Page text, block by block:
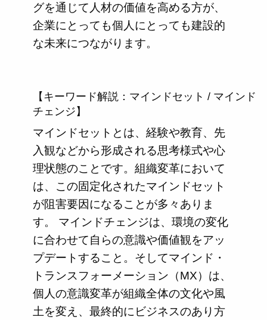
グを通じて人材の価値を高める方が、
企業にとっても個人にとっても建設的
な未来につながります。
【キーワード解説：マインドセット / マインド
チェンジ】
マインドセットとは、経験や教育、先
入観などから形成される思考様式や心
理状態のことです。組織変革において
は、この固定化されたマインドセット
が阻害要因になることが多々ありま
す。 マインドチェンジは、環境の変化
に合わせて自らの意識や価値観をアッ
プデートすること。そしてマインド・
トランスフォーメーション（MX）は、
個人の意識変革が組織全体の文化や風
土を変え、最終的にビジネスのあり方